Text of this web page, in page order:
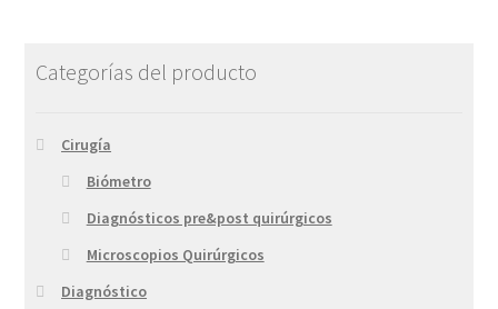
Categorías del producto
Cirugía
Biómetro
Diagnósticos pre&post quirúrgicos
Microscopios Quirúrgicos
Diagnóstico